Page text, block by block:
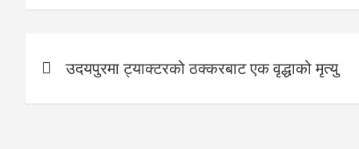
navigation
उदयपुरमा ट्याक्टरको ठक्करबाट एक वृद्धाको मृत्यु